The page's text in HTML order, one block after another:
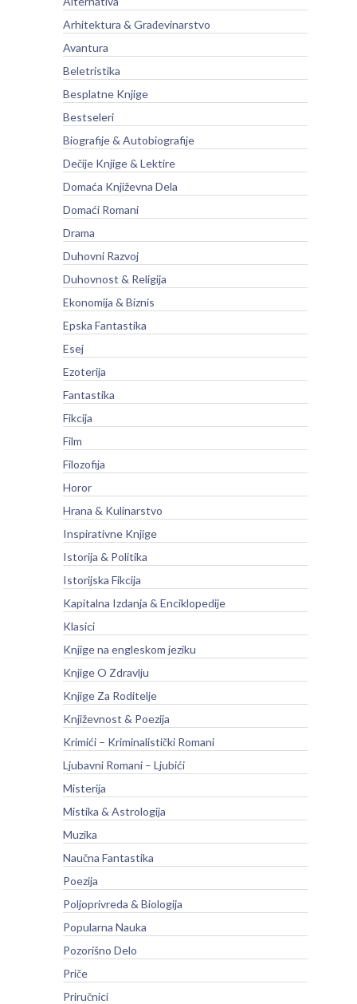
Arhitektura & Građevinarstvo
Avantura
Beletristika
Besplatne Knjige
Bestseleri
Biografije & Autobiografije
Dečije Knjige & Lektire
Domaća Književna Dela
Domaći Romani
Drama
Duhovni Razvoj
Duhovnost & Religija
Ekonomija & Biznis
Epska Fantastika
Esej
Ezoterija
Fantastika
Fikcija
Film
Filozofija
Horor
Hrana & Kulinarstvo
Inspirativne Knjige
Istorija & Politika
Istorijska Fikcija
Kapitalna Izdanja & Enciklopedije
Klasici
Knjige na engleskom jeziku
Knjige O Zdravlju
Knjige Za Roditelje
Književnost & Poezija
Krimići – Kriminalistički Romani
Ljubavni Romani – Ljubići
Misterija
Mistika & Astrologija
Muzika
Naučna Fantastika
Poezija
Poljoprivreda & Biologija
Popularna Nauka
Pozorišno Delo
Priče
Priručnici